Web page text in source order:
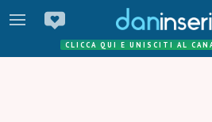
CLICCA QUI E UNISCITI AL